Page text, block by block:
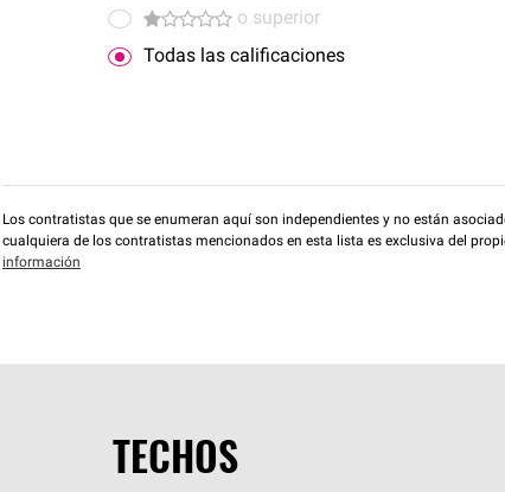
o superior
Todas las calificaciones
Los contratistas que se enumeran aquí son independientes y no están
cualquiera de los contratistas mencionados en esta lista es exclusiva del
información
TECHOS